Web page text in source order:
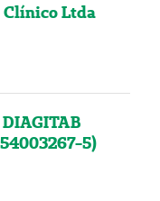
Clínico Ltda
5)